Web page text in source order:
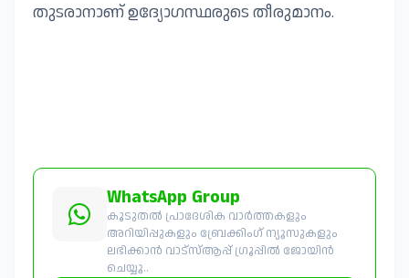
തുടരാനാണ് ഉദ്യോഗസ്ഥരുടെ തീരുമാനം.
WhatsApp Group
കൂടുതൽ പ്രാദേശിക വാർത്തകളും
അറിയിപ്പുകളും ബ്രേക്കിംഗ് ന്യൂസുകളും
ലഭിക്കാൻ വാട്സ്ആപ്പ് ഗ്രൂപ്പിൽ ജോയിൻ
ചെയ്യൂ..